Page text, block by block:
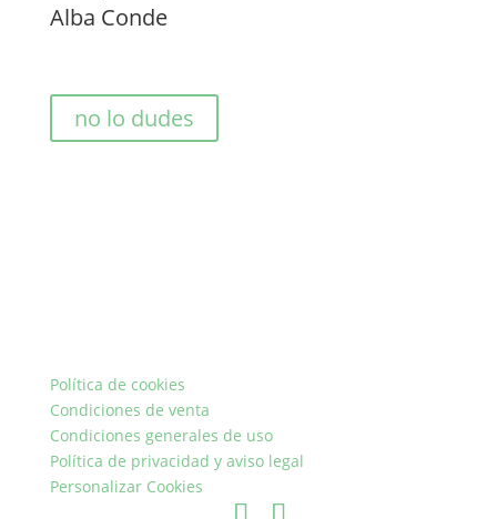
Alba Conde
no lo dudes
Política de cookies
Condiciones de venta
Condiciones generales de uso
Política de privacidad y aviso legal
Personalizar Cookies